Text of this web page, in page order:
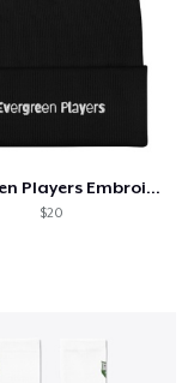
Evergreen Players Embroidered Beanie
$20